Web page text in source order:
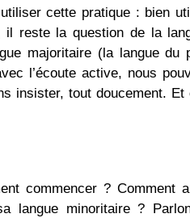
cette pratique : bien
il reste la question de la
majoritaire (la langue
l’écoute active, nous
insister, tout doucement.
commencer ? Comment
langue minoritaire ?